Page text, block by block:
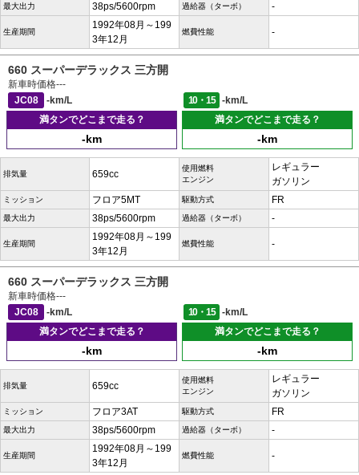
最大出力 38ps/5600rpm 過給器（ターボ） -
生産期間
1992年08月～199
3年12月
燃費性能 -
660 スーパーデラックス 三方開
新車時価格---
JC08
-km/L 10・15
-km/L
満タンでどこまで走る？
-km
満タンでどこまで走る？
-km
排気量 659cc
使用燃料
エンジン
レギュラー
ガソリン
ミッション フロア5MT 駆動方式 FR
最大出力 38ps/5600rpm 過給器（ターボ） -
生産期間
1992年08月～199
3年12月
燃費性能 -
660 スーパーデラックス 三方開
新車時価格---
JC08
-km/L 10・15
-km/L
満タンでどこまで走る？
-km
満タンでどこまで走る？
-km
排気量 659cc
使用燃料
エンジン
レギュラー
ガソリン
ミッション フロア3AT 駆動方式 FR
最大出力 38ps/5600rpm 過給器（ターボ） -
生産期間
1992年08月～199
3年12月
燃費性能 -